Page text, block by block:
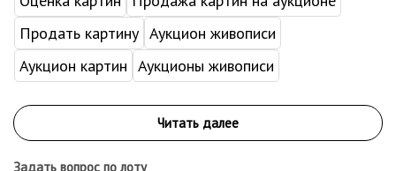
Продать картину Аукцион живописи
Аукцион картин Аукционы живописи
Задать вопрос по лоту